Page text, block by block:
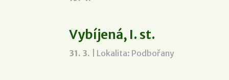
Vybíjená, I. st.
31. 3. | Lokalita: Podbořany